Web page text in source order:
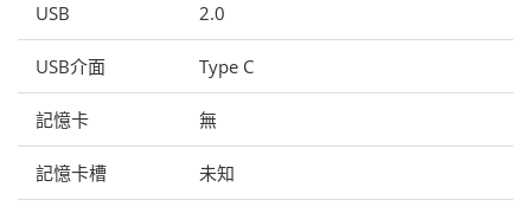
USB 2.0
USB介面 Type C
記憶卡 無
記憶卡槽 未知